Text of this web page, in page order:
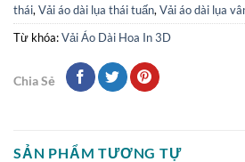
thái, Vải áo dài lụa thái tuấn, Vải áo dài lụa
Từ khóa:Vải Áo Dài Hoa In 3D
Chia Sẻ
SẢN PHẨM TƯƠNG TỰ